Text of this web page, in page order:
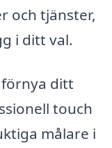
och tjänster,
i ditt val.
ditt
touch
målare i